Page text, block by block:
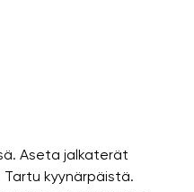
Aseta jalkaterät
kyynärpäistä.